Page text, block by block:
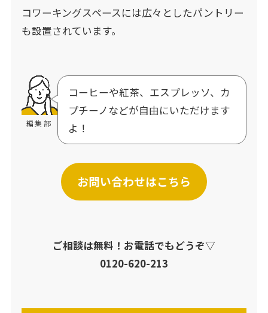
コワーキングスペースには広々としたパントリー
も設置されています。
編集部
コーヒーや紅茶、エスプレッソ、カ
プチーノなどが自由にいただけます
よ！
お問い合わせはこちら
ご相談は無料！お電話でもどうぞ▽
0120-620-213